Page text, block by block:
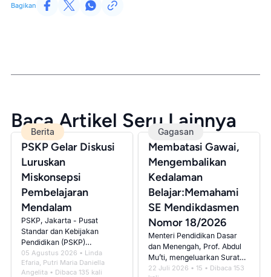
Bagikan
Baca Artikel Seru Lainnya
Berita
PSKP Gelar Diskusi
Luruskan
Miskonsepsi
Pembelajaran
Mendalam
PSKP, Jakarta - Pusat
Standar dan Kebijakan
Pendidikan (PSKP)
Kementerian Pendidikan
Dasar dan Menengah
(Kemendikdasmen)
05 Agustus 2026 • Linda
Efaria, Putri Maria Daniella
Angelita • Dibaca 135 kali
Gagasan
Membatasi Gawai,
Mengembalikan
Kedalaman
Belajar:Memahami
SE Mendikdasmen
Nomor 18/2026
Menteri Pendidikan Dasar
dan Menengah, Prof. Abdul
Mu’ti, mengeluarkan Surat
Edaran Nomor 18 Tahun
22 Juli 2026 • 15 • Dibaca 153